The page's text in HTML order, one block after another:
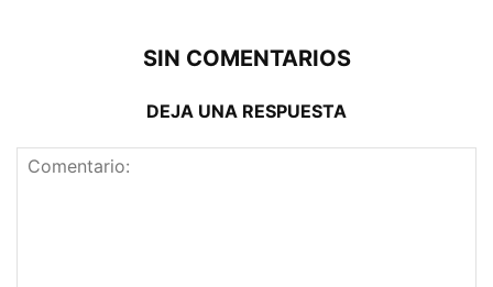
SIN COMENTARIOS
DEJA UNA RESPUESTA